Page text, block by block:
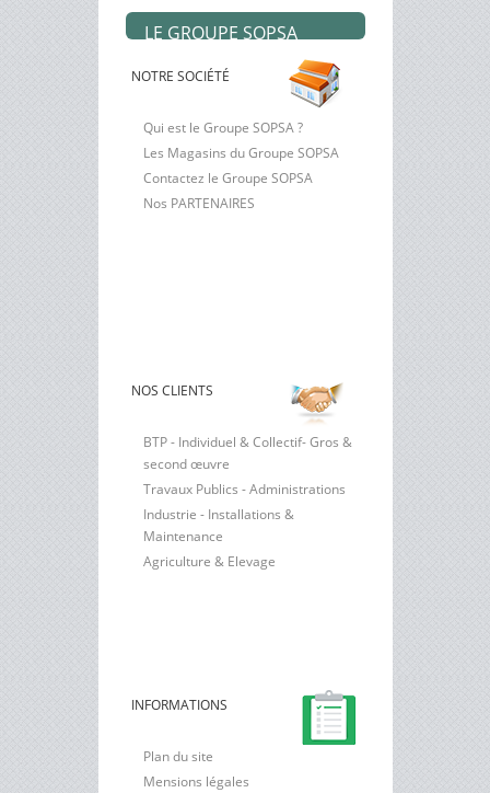
LE GROUPE SOPSA
NOTRE SOCIÉTÉ
Qui est le Groupe SOPSA ?
Les Magasins du Groupe SOPSA
Contactez le Groupe SOPSA
Nos PARTENAIRES
NOS CLIENTS
BTP - Individuel & Collectif- Gros &
second œuvre
Travaux Publics - Administrations
Industrie - Installations &
Maintenance
Agriculture & Elevage
INFORMATIONS
Plan du site
Mensions légales